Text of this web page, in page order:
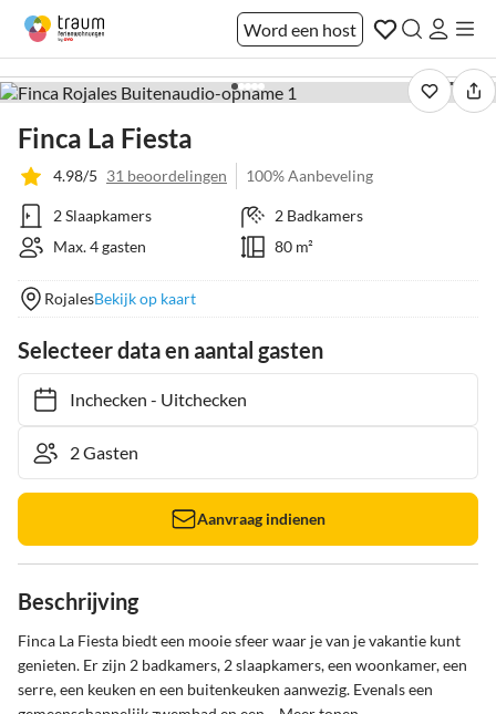
Word een host
1 / 34
Finca La Fiesta
4.98/5 31 beoordelingen 100% Aanbeveling
2 Slaapkamers
2 Badkamers
Max. 4 gasten
80 m²
RojalesBekijk op kaart
Selecteer data en aantal gasten
Inchecken- Uitchecken
Aanvraag indienen
Beschrijving
Finca La Fiesta biedt een mooie sfeer waar je van je vakantie kunt
genieten. Er zijn 2 badkamers, 2 slaapkamers, een woonkamer, een
serre, een keuken en een buitenkeuken aanwezig. Evenals een